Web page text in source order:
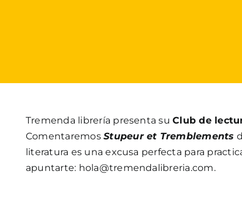
Tremenda librería presenta suClub de
ComentaremosStupeur et Tremblements
literatura es una excusa perfecta para
apuntarte: hola@tremendalibreria.com.